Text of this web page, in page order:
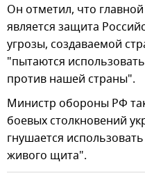
Он отметил, что
является защита
угрозы, создаваемой
"пытаются
против нашей страны".
Министр обороны РФ
боевых столкновений
гнушается
живого щита".